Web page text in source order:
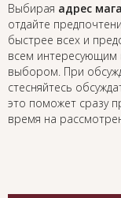
Выбирая адрес
отдайте
быстрее всех и
всем интересующим
выбором. При
стесняйтесь
это поможет сразу
время на